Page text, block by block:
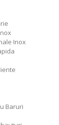
Inox
Baruri